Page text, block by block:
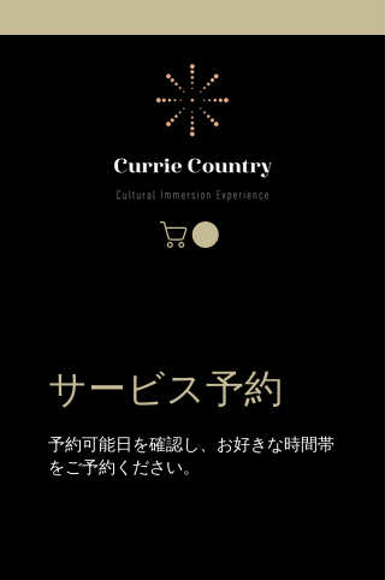
サービス予約
予約可能日を確認し、お好きな時間帯
をご予約ください。